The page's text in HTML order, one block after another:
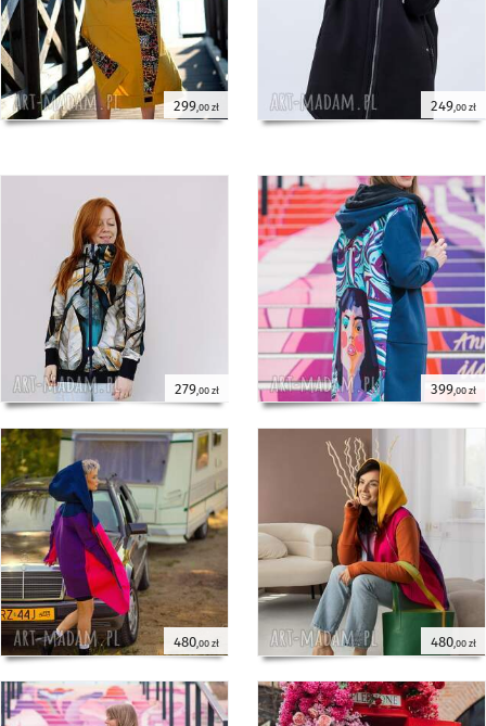
299,00 zł 249,00 zł
279,00 zł 399,00 zł
480,00 zł 480,00 zł